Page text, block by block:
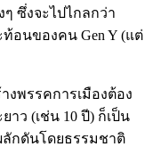
ซึ่งจะไปไกลกว่า
อนของคน Gen Y (แต่
งพรรคการเมืองต้อง
ว (เช่น 10 ปี) ก็เป็น
ลักดันโดยธรรมชาติ